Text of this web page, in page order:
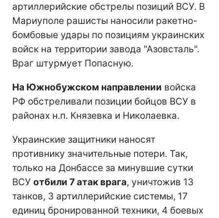
артиллерийские обстрелы позиций ВСУ. В
Мариуполе рашисты наносили ракетно-
бомбовые удары по позициям украинских
войск на территории завода "Азовсталь".
Враг штурмует Попасную.
На Южнобужском направлении войска
РФ обстреливали позиции бойцов ВСУ в
районах н.п. Князевка и Николаевка.
Украинские защитники наносят
противнику значительные потери. Так,
только на Донбассе за минувшие сутки
ВСУ отбили 7 атак врага, уничтожив 13
танков, 3 артиллерийские системы, 17
единиц бронированной техники, 4 боевых